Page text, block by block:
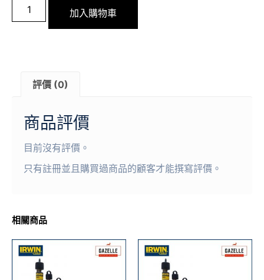
加入購物車
評價 (0)
商品評價
目前沒有評價。
只有註冊並且購買過商品的顧客才能撰寫評價。
相關商品